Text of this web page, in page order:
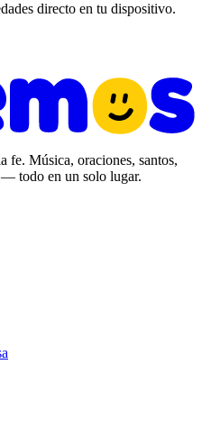
directo en tu dispositivo.
fe. Música, oraciones, santos,
todo en un solo lugar.